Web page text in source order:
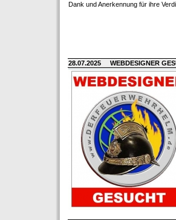
Dank und Anerkennung für ihre
28.07.2025 WEBDESIGNER